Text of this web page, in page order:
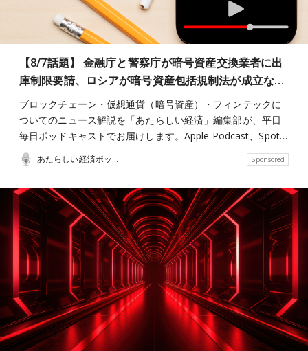
【8/7話題】 金融庁と警察庁が暗号資産交換業者に出
庫制限要請、ロシアが暗号資産包括規制法が成立な…
ブロックチェーン・仮想通貨（暗号資産）・フィンテックに
ついてのニュース解説を「あたらしい経済」編集部が、平日
毎日ポッドキャストでお届けします。Apple Podcast、Spot…
あたらしい経済ポッドキャスト Sponsored